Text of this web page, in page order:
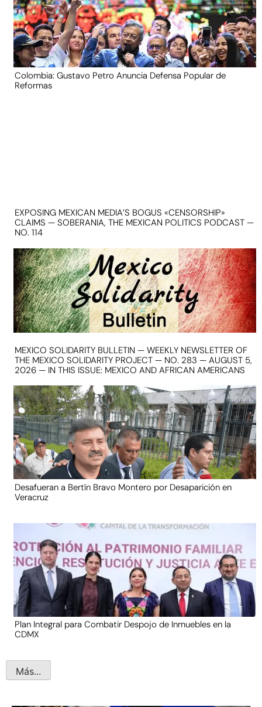
Colombia: Gustavo Petro Anuncia Defensa Popular de
Reformas
EXPOSING MEXICAN MEDIA’S BOGUS «CENSORSHIP»
CLAIMS — SOBERANIA, THE MEXICAN POLITICS PODCAST —
NO. 114
MEXICO SOLIDARITY BULLETIN — WEEKLY NEWSLETTER OF
THE MEXICO SOLIDARITY PROJECT — NO. 283 — AUGUST 5,
2026 — IN THIS ISSUE: MEXICO AND AFRICAN AMERICANS
Desafueran a Bertín Bravo Montero por Desaparición en
Veracruz
Plan Integral para Combatir Despojo de Inmuebles en la
CDMX
Más...